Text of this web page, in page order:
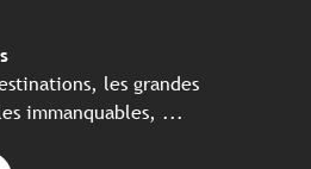
les grandes
immanquables, ...